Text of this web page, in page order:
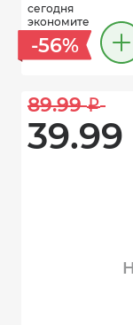
сегодня
экономите
-56%
89.99 i
39.99